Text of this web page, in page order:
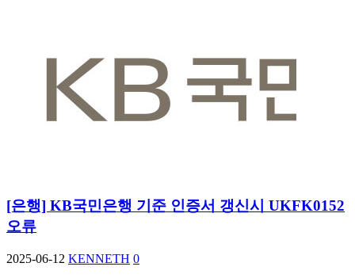
[은행] KB국민은행 기준 인증서 갱신시 UKFK0152
오류
2025-06-12 KENNETH 0